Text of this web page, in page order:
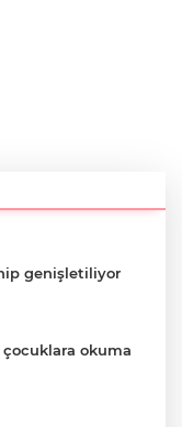
genişletiliyor
okuma